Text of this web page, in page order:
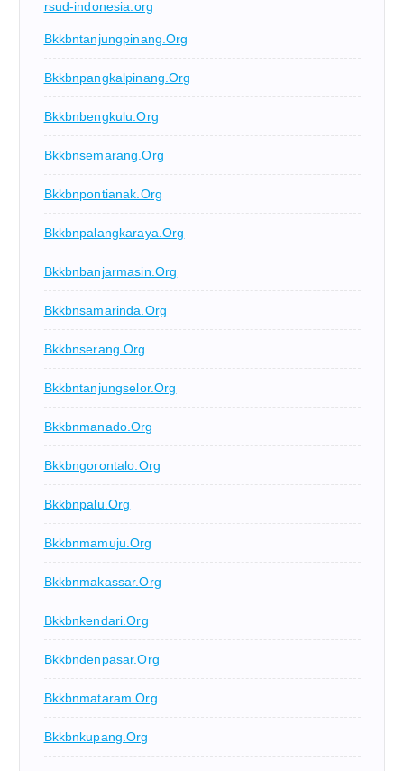
rsud-indonesia.org
Bkkbntanjungpinang.org
Bkkbnpangkalpinang.org
Bkkbnbengkulu.org
Bkkbnsemarang.org
Bkkbnpontianak.org
Bkkbnpalangkaraya.org
Bkkbnbanjarmasin.org
Bkkbnsamarinda.org
Bkkbnserang.org
Bkkbntanjungselor.org
Bkkbnmanado.org
Bkkbngorontalo.org
Bkkbnpalu.org
Bkkbnmamuju.org
Bkkbnmakassar.org
Bkkbnkendari.org
Bkkbndenpasar.org
Bkkbnmataram.org
Bkkbnkupang.org